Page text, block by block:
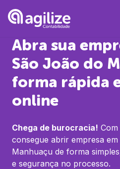
Abra sua
São João do
forma rápida
online
Chega de burocracia! Com
consegue abrir empresa em
Manhuaçu de forma
e segurança no processo.